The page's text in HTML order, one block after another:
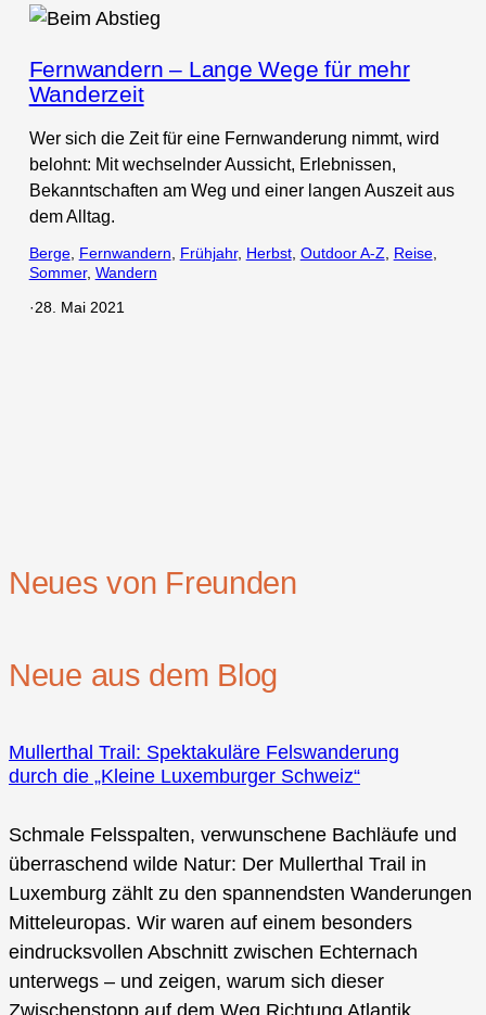
Fernwandern – Lange Wege für mehr
Wanderzeit
Wer sich die Zeit für eine Fernwanderung nimmt, wird
belohnt: Mit wechselnder Aussicht, Erlebnissen,
Bekanntschaften am Weg und einer langen Auszeit aus
dem Alltag.
Berge, Fernwandern Frühjahr, Herbst, Outdoor A-Z Reise
Sommer, Wandern
·28. Mai 2021
Neues von Freunden
Neue aus dem Blog
Mullerthal Trail: Spektakuläre Felswanderung
durch die „Kleine Luxemburger Schweiz“
Schmale Felsspalten, verwunschene Bachläufe und
überraschend wilde Natur: Der Mullerthal Trail in
Luxemburg zählt zu den spannendsten Wanderungen
Mitteleuropas. Wir waren auf einem besonders
eindrucksvollen Abschnitt zwischen Echternach
unterwegs – und zeigen, warum sich dieser